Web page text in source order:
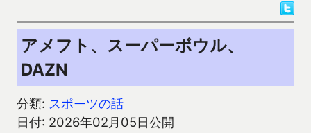
アメフト、スーパーボウル、
DAZN
分類: スポーツの話
日付: 2026年02月05日公開